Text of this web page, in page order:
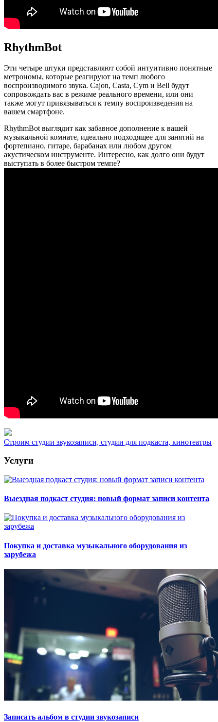
RhythmBot
Эти четыре штуки представляют собой интуитивно понятные
метрономы, которые реагируют на темп любого
воспроизводимого звука. Cajon, Casta, Cym и Bell будут
сопровождать вас в режиме реального времени, или они
также могут привязываться к темпу воспроизведения на
вашем смартфоне.
RhythmBot выглядит как забавное дополнение к вашей
музыкальной комнате, идеально подходящее для занятий на
фортепиано, гитаре, барабанах или любом другом
акустическом инструменте. Интересно, как долго они будут
выступать в более быстром темпе?
Строим студии звукозаписи, студии для подкаста, кинотеатры
Услуги
Выездная подкаст студия: новый формат записи контента
Покупка и доставка музыкального оборудования из
зарубежа
Записать альбом в студии звукозаписи